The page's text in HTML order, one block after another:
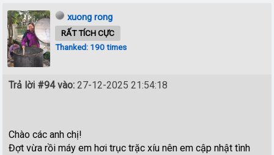
xuong rong
RẤT TÍCH CỰC
Thanked: 190 times
Trả lời #94 vào: 27-12-2025 21:54:18
Chào các anh chị!
Đợt vừa rồi máy em hơi trục trặc xíu nên em cập nhật tình